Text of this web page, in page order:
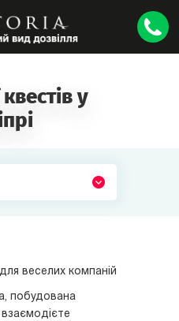
у
веселих компаній
побудована
взаємодієте